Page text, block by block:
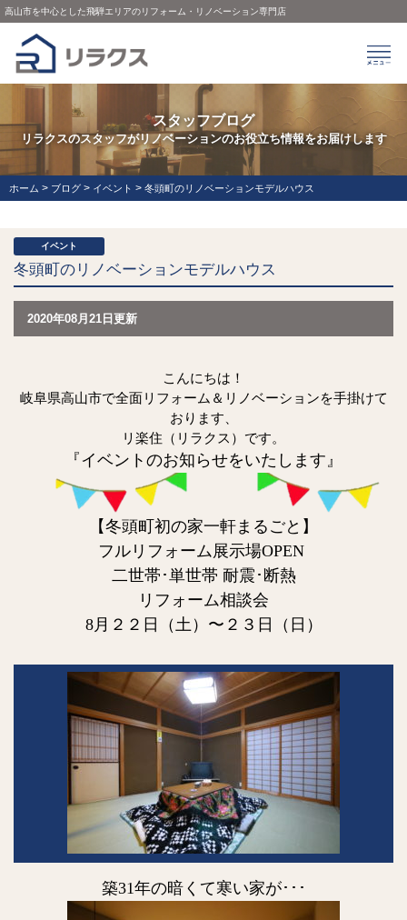
高山市を中心とした飛騨エリアのリフォーム・リノベーション専門店
スタッフブログ
リラクスのスタッフがリノベーションのお役立ち情報をお届けします
ホーム > ブログ > イベント > 冬頭町のリノベーションモデルハウス
イベント
冬頭町のリノベーションモデルハウス
2020年08月21日更新
こんにちは！
岐阜県高山市で全面リフォーム＆リノベーションを手掛けて
おります、
リ楽住（リラクス）です。
『イベントのお知らせをいたします』
【冬頭町初の家一軒まるごと】
フルリフォーム展示場OPEN
二世帯･単世帯 耐震･断熱
リフォーム相談会
8月２２日（土）〜２３日（日）
築31年の暗くて寒い家が･･･